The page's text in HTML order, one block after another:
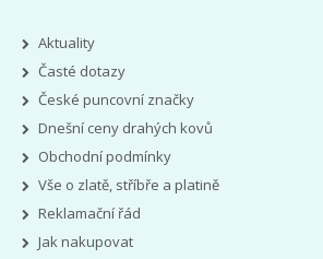
Aktuality
Časté dotazy
České puncovní značky
Dnešní ceny drahých kovů
Obchodní podmínky
Vše o zlatě, stříbře a platině
Reklamační řád
Jak nakupovat